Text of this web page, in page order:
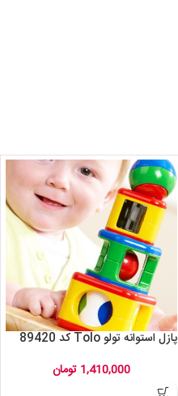
پازل استوانه تولو Tolo کد 89420
1,410,000 تومان